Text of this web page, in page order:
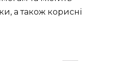
а також корисні